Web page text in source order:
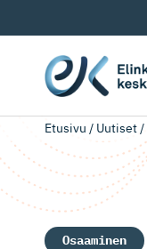
Etusivu / Uutiset/
Osaaminen